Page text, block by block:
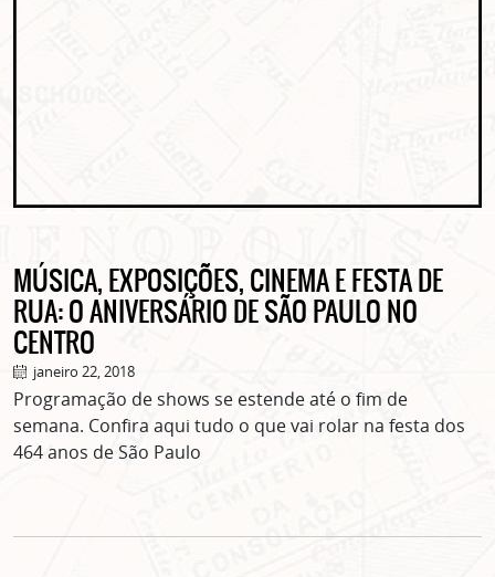
MÚSICA, EXPOSIÇÕES, CINEMA E FESTA DE
RUA: O ANIVERSÁRIO DE SÃO PAULO NO
CENTRO
janeiro 22, 2018
Programação de shows se estende até o fim de
semana. Confira aqui tudo o que vai rolar na festa dos
464 anos de São Paulo